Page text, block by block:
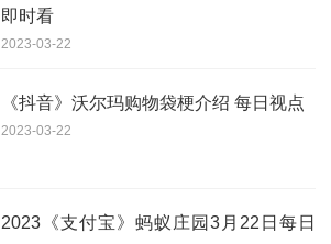
即时看
2023-03-22
《抖音》沃尔玛购物袋梗介绍 每日视点
2023-03-22
2023《支付宝》蚂蚁庄园3月22日每日